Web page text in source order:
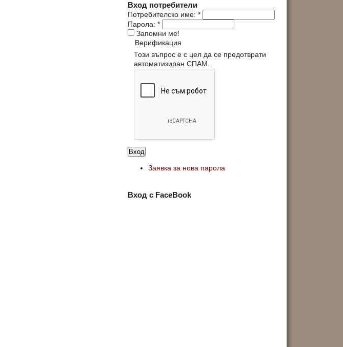
Вход потребители
Потребителско име: *
Парола: *
Запомни ме!
Верификация
Този въпрос е с цел да се предотврати
автоматизиран СПАМ.
Заявка за нова парола
Вход с FaceBook